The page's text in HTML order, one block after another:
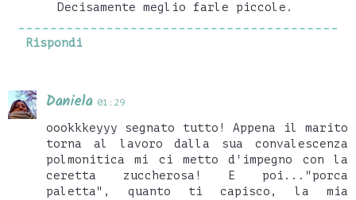
Decisamente meglio farle piccole.
Rispondi
Daniela 01:29
oookkkeyyy segnato tutto! Appena il marito
torna al lavoro dalla sua convalescenza
polmonitica mi ci metto d'impegno con la
ceretta zuccherosa! E poi..."porca
paletta", quanto ti capisco, la mia